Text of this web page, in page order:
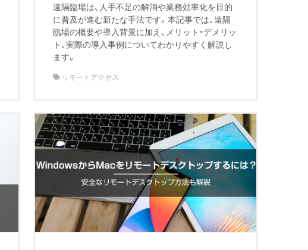
遠隔臨場は、人手不足の解消や業務効率化を目的
に普及が進む新たな手法です。本記事では、遠隔
臨場の概要や導入背景に加え、メリット・デメリッ
ト、実際の導入事例についてわかりやすく解説し
ます。
リモートアクセス